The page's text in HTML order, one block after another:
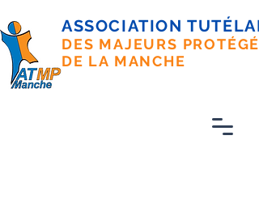
ASSOCIATION
DES MAJEURS
DE LA MANCHE